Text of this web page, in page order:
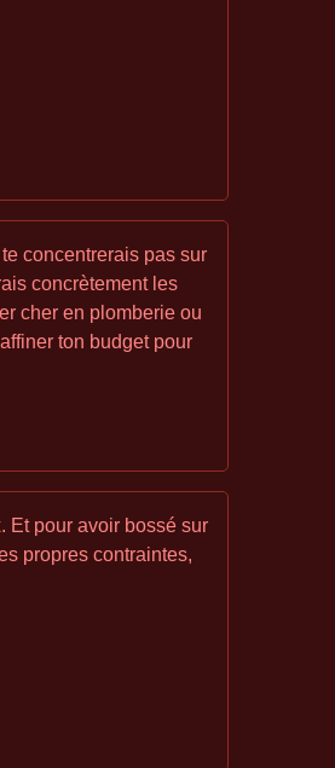
concentrerais pas sur
concrètement les
cher en plomberie ou
ton budget pour
Et pour avoir bossé sur
propres contraintes,